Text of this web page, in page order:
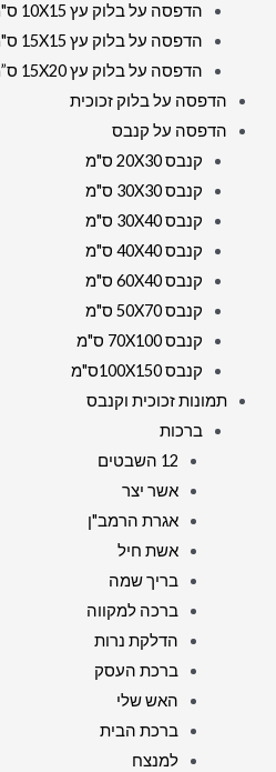
הדפסה על בלוק עץ 10X15 ס"מ
הדפסה על בלוק עץ 15X15 ס"מ
הדפסה על בלוק עץ 15X20 ס”מ
הדפסה על בלוק זכוכית
הדפסה על קנבס
קנבס 20X30 ס"מ
קנבס 30X30 ס"מ
קנבס 30X40 ס"מ
קנבס 40X40 ס"מ
קנבס 60X40 ס"מ
קנבס 50X70 ס"מ
קנבס 70X100 ס"מ
קנבס 100X150ס"מ
תמונות זכוכית וקנבס
ברכות
12 השבטים
אשר יצר
אגרת הרמב"ן
אשת חיל
בריך שמה
ברכה למקווה
הדלקת נרות
ברכת העסק
האש שלי
ברכת הבית
למנצח